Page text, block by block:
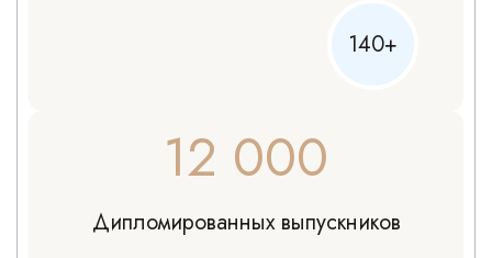
140+
12 000
Дипломированных выпускников